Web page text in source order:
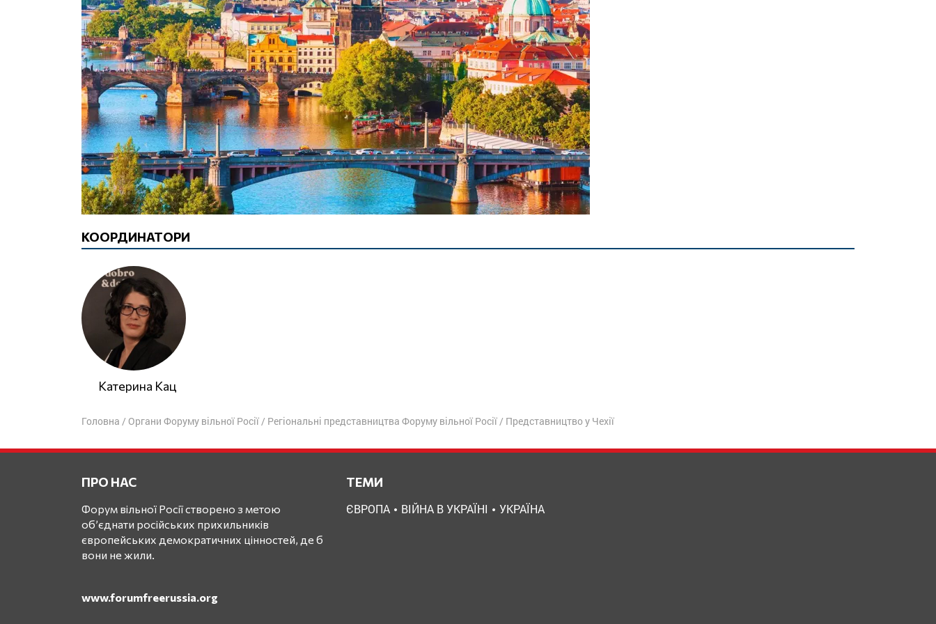
КООРДИНАТОРИ
Катерина Кац
Головна / Органи Форуму вільної Росії/ Регіональні представництва Форуму вільної Росії/ Представництво у Чехії
ПРО НАС
Форум вільної Росії створено з метою
об’єднати російських прихильників
європейських демократичних цінностей, де б
вони не жили.
www.forumfreerussia.org
ТЕМИ
ЄВРОПА ВІЙНА В УКРАЇНІ УКРАЇНА